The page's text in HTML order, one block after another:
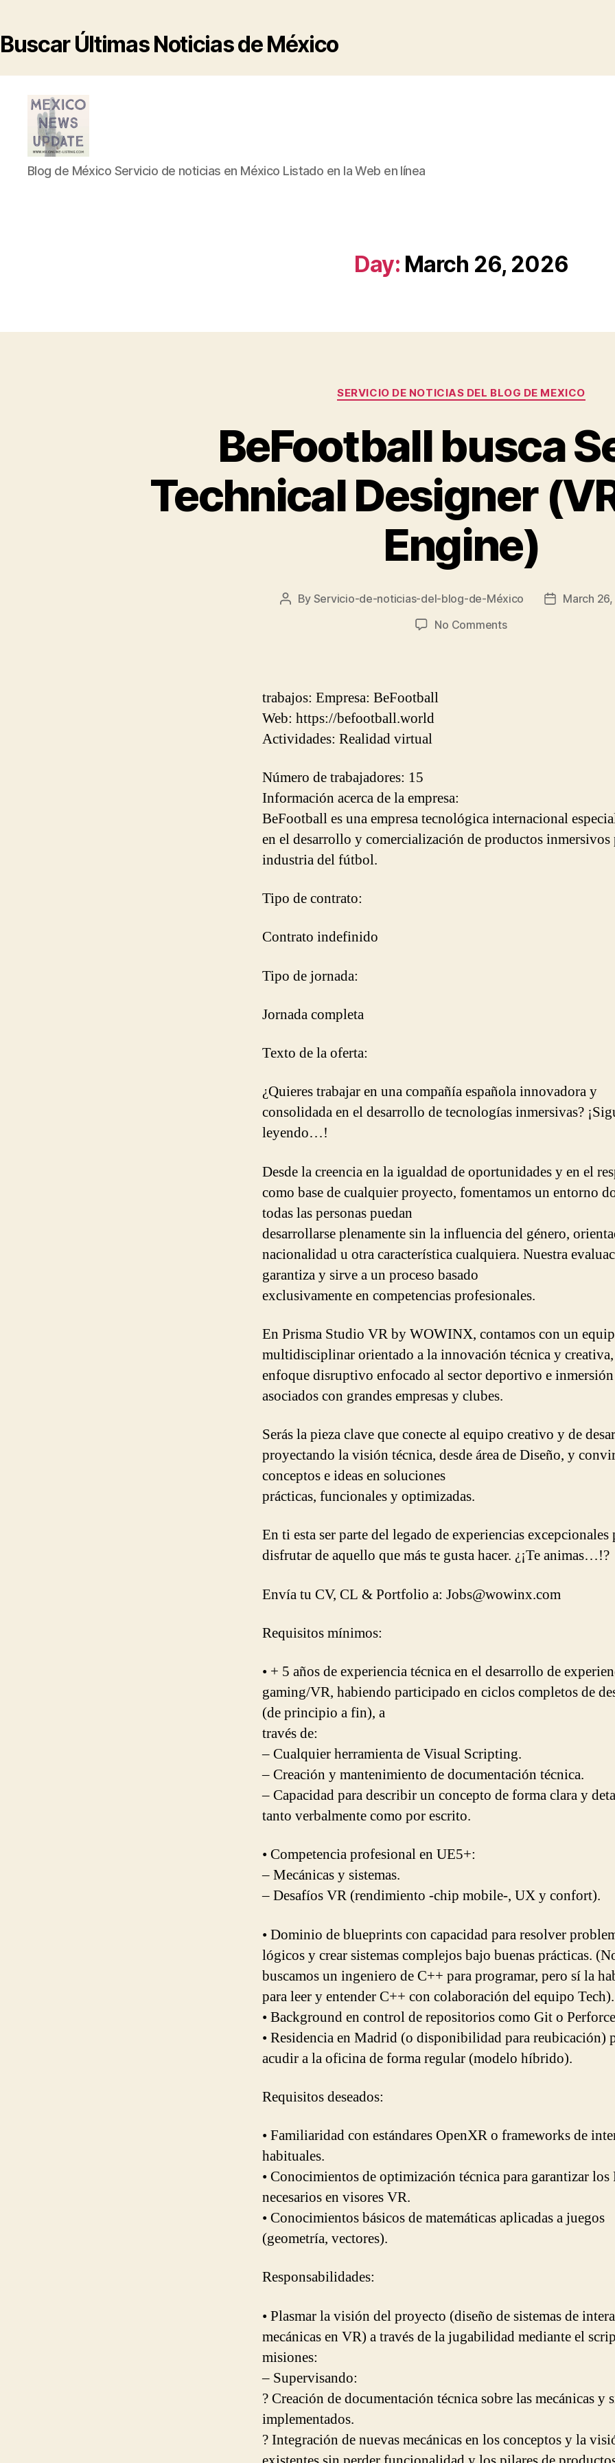
Buscar Últimas Noticias de México
Blog
de
Blog de México Servicio de noticias en México Listado en la Web en línea
Day: March 26, 2026
Categories
SERVICIO DE NOTICIAS DEL BLOG DE MEXICO
BeFootball busca
Technical Designer
Engine)
Post
By Servicio-de-noticias-del-blog-de-México
PostMarch
No Commentson
trabajos: Empresa: BeFootball
Web: https://befootball.world
Actividades: Realidad virtual
Número de trabajadores: 15
Información acerca de la empresa:
BeFootball es una empresa tecnológica internacional
en el desarrollo y comercialización de productos inmersivos
industria del fútbol.
Tipo de contrato:
Contrato indefinido
Tipo de jornada:
Jornada completa
Texto de la oferta:
¿Quieres trabajar en una compañía española innovadora y
consolidada en el desarrollo de tecnologías inmersivas?
leyendo…!
Desde la creencia en la igualdad de oportunidades y en el
como base de cualquier proyecto, fomentamos un entorno
todas las personas puedan
desarrollarse plenamente sin la influencia del género,
nacionalidad u otra característica cualquiera. Nuestra
garantiza y sirve a un proceso basado
exclusivamente en competencias profesionales.
En Prisma Studio VR by WOWINX, contamos con un
multidisciplinar orientado a la innovación técnica y
enfoque disruptivo enfocado al sector deportivo e
asociados con grandes empresas y clubes.
Serás la pieza clave que conecte al equipo creativo y de
proyectando la visión técnica, desde área de Diseño, y
conceptos e ideas en soluciones
prácticas, funcionales y optimizadas.
En ti esta ser parte del legado de experiencias excepcionales
disfrutar de aquello que más te gusta hacer. ¿¡Te animas…!?
Envía tu CV, CL & Portfolio a: Jobs@wowinx.com
Requisitos mínimos:
• + 5 años de experiencia técnica en el desarrollo de
gaming/VR, habiendo participado en ciclos completos de
(de principio a fin), a
través de:
– Cualquier herramienta de Visual Scripting.
– Creación y mantenimiento de documentación técnica.
– Capacidad para describir un concepto de forma clara y
tanto verbalmente como por escrito.
• Competencia profesional en UE5+:
– Mecánicas y sistemas.
– Desafíos VR (rendimiento -chip mobile-, UX y confort).
• Dominio de blueprints con capacidad para resolver
lógicos y crear sistemas complejos bajo buenas prácticas.
buscamos un ingeniero de C++ para programar, pero sí la
para leer y entender C++ con colaboración del equipo Tech).
• Background en control de repositorios como Git o
• Residencia en Madrid (o disponibilidad para reubicación)
acudir a la oficina de forma regular (modelo híbrido).
Requisitos deseados:
• Familiaridad con estándares OpenXR o frameworks de
habituales.
• Conocimientos de optimización técnica para garantizar los
necesarios en visores VR.
• Conocimientos básicos de matemáticas aplicadas a juegos
(geometría, vectores).
Responsabilidades:
• Plasmar la visión del proyecto (diseño de sistemas de
mecánicas en VR) a través de la jugabilidad mediante el
misiones:
– Supervisando:
? Creación de documentación técnica sobre las mecánicas y
implementados.
? Integración de nuevas mecánicas en los conceptos y la